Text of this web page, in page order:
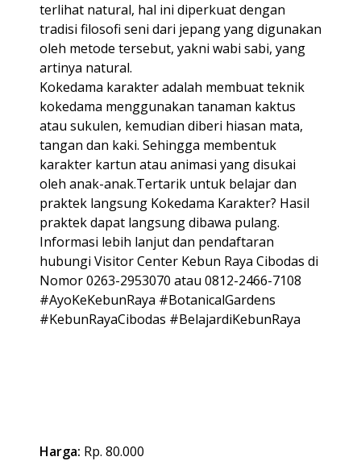
terlihat natural, hal ini diperkuat dengan
tradisi filosofi seni dari jepang yang digunakan
oleh metode tersebut, yakni wabi sabi, yang
artinya natural.
Kokedama karakter adalah membuat teknik
kokedama menggunakan tanaman kaktus
atau sukulen, kemudian diberi hiasan mata,
tangan dan kaki. Sehingga membentuk
karakter kartun atau animasi yang disukai
oleh anak-anak.Tertarik untuk belajar dan
praktek langsung Kokedama Karakter? Hasil
praktek dapat langsung dibawa pulang.
Informasi lebih lanjut dan pendaftaran
hubungi Visitor Center Kebun Raya Cibodas di
Nomor 0263-2953070 atau 0812-2466-7108
#AyoKeKebunRaya #BotanicalGardens
#KebunRayaCibodas #BelajardiKebunRaya
Harga: Rp. 80.000